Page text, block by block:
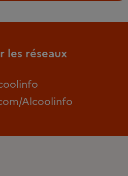
les réseaux
Alcoolinfo